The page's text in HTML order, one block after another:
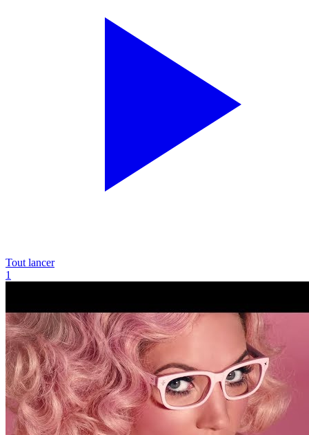
Tout lancer
1